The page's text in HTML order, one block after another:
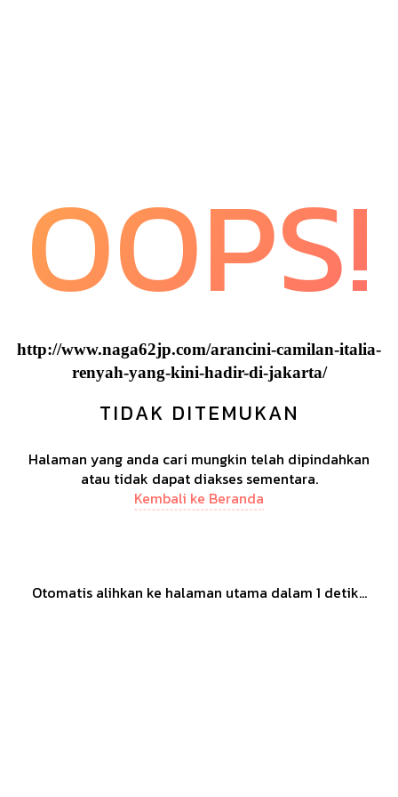
OOPS!
http://www.naga62jp.com/arancini-camilan-italia-
renyah-yang-kini-hadir-di-jakarta/
TIDAK DITEMUKAN
Halaman yang anda cari mungkin telah dipindahkan
atau tidak dapat diakses sementara.
Kembali ke Beranda
Otomatis alihkan ke halaman utama dalam 1 detik...